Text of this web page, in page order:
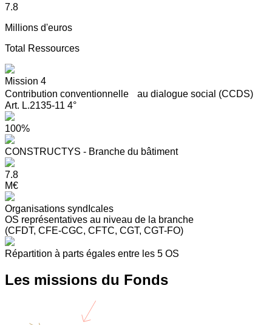
7.8
Millions d'euros
Total Ressources
Mission 4
Contribution conventionnelle au dialogue social (CCDS)
Art. L.2135-11 4°
100%
CONSTRUCTYS - Branche du bâtiment
7.8
M€
Organisations syndIcales
OS représentatives au niveau de la branche
(CFDT, CFE-CGC, CFTC, CGT, CGT-FO)
Répartition à parts égales entre les 5 OS
Les missions du Fonds